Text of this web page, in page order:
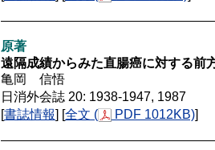
原著
遠隔成績からみた直腸癌に対する前
亀岡 信悟
日消外会誌 20: 1938-1947, 1987
[書誌情報] [全文 ( PDF 1012KB)]